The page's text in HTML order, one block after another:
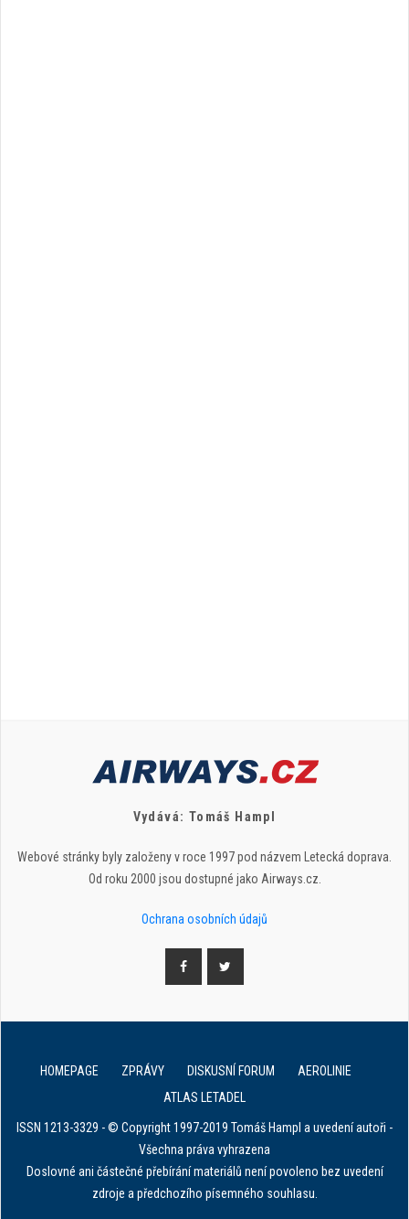
Vydává: Tomáš Hampl
Webové stránky byly založeny v roce 1997 pod názvem Letecká doprava.
Od roku 2000 jsou dostupné jako Airways.cz.
Ochrana osobních údajů
HOMEPAGE ZPRÁVY DISKUSNÍ FORUM
AEROLINIE
ATLAS LETADEL
ISSN 1213-3329 - © Copyright 1997-2019 Tomáš Hampl a uvedení autoři -
Všechna práva vyhrazena
Doslovné ani částečné přebírání materiálů není povoleno bez uvedení
zdroje a předchozího písemného souhlasu.